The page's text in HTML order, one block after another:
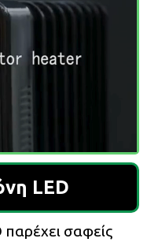
LED
παρέχει σαφείς